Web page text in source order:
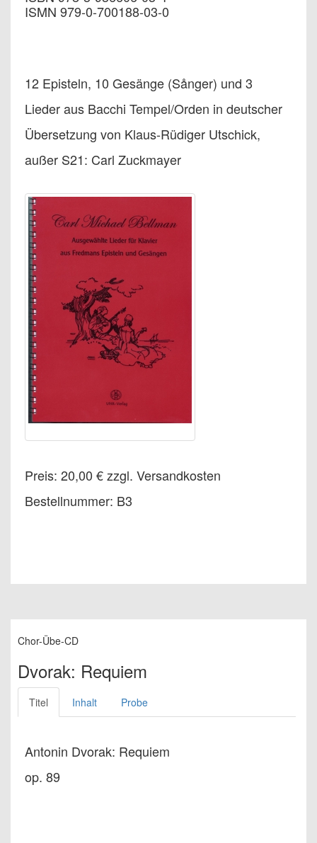
ISMN 979-0-700188-03-0
12 Episteln, 10 Gesänge (Sånger) und 3
Lieder aus Bacchi Tempel/Orden in deutscher
Übersetzung von Klaus-Rüdiger Utschick,
außer S21: Carl Zuckmayer
Preis: 20,00 € zzgl. Versandkosten
Bestellnummer: B3
Chor-Übe-CD
Dvorak: Requiem
Titel Inhalt Probe
Antonin Dvorak: Requiem
op. 89